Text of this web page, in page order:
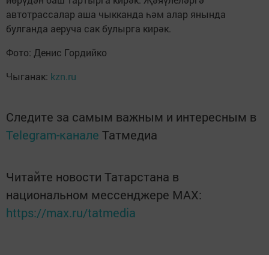
автотрассалар аша чыкканда һәм алар янында
булганда аеруча сак булырга кирәк.
Фото: Денис Гордийко
Чыганак: kzn.ru
Следите за самым важным и интересным в
Telegram-канале Татмедиа
Читайте новости Татарстана в
национальном мессенджере MАХ:
https://max.ru/tatmedia